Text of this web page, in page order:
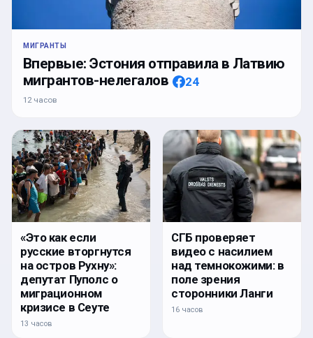
МИГРАНТЫ
Впервые: Эстония отправила в Латвию
мигрантов-нелегалов
24
12 часов
«Это как если
русские вторгнутся
на остров Рухну»:
депутат Пуполс о
миграционном
кризисе в Сеуте
13 часов
СГБ проверяет
видео с насилием
над темнокожими: в
поле зрения
сторонники Ланги
16 часов